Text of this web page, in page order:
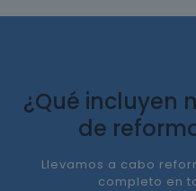
¿Qué incluyen
de
Llevamos a cabo
completo en